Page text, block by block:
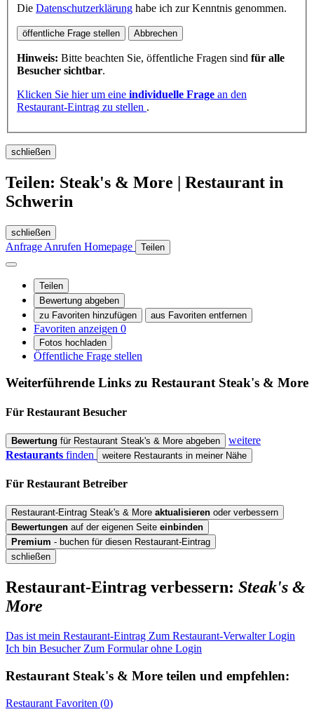
Die Datenschutzerklärung habe ich zur Kenntnis genommen.
öffentliche Frage stellen Abbrechen
Hinweis: Bitte beachten Sie, öffentliche Fragen sind für alle
Besucher sichtbar.
Klicken Sie hier um eine individuelle Frage an den
Restaurant-Eintrag zu stellen .
schließen
Teilen: Steak's & More | Restaurant in
Schwerin
schließen
Anfrage Anrufen Homepage Teilen
Teilen
Bewertung abgeben
zu Favoriten hinzufügen
aus Favoriten entfernen
Favoriten anzeigen 0
Fotos hochladen
Öffentliche Frage stellen
Weiterführende Links zu Restaurant Steak's & More
Für Restaurant Besucher
Bewertung für Restaurant Steak's & More abgeben
weitere
Restaurants finden weitere Restaurants in meiner Nähe
Für Restaurant Betreiber
Restaurant-Eintrag Steak's & More aktualisieren oder verbessern
Bewertungen auf der eigenen Seite einbinden
Premium - buchen für diesen Restaurant-Eintrag
schließen
Restaurant-Eintrag verbessern: Steak's &
More
Das ist mein Restaurant-Eintrag Zum Restaurant-Verwalter Login
Ich bin Besucher Zum Formular ohne Login
Restaurant Steak's & More teilen und empfehlen:
Restaurant Favoriten (0)